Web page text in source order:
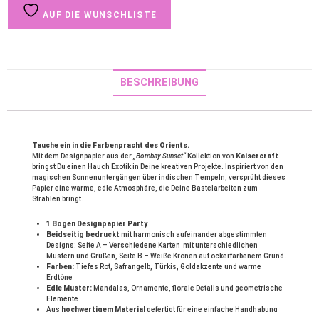
AUF DIE WUNSCHLISTE
BESCHREIBUNG
Tauche ein in die Farbenpracht des Orients.
Mit dem Designpapier aus der „Bombay Sunset“ Kollektion von Kaisercraft
bringst Du einen Hauch Exotik in Deine kreativen Projekte. Inspiriert von den
magischen Sonnenuntergängen über indischen Tempeln, versprüht dieses
Papier eine warme, edle Atmosphäre, die Deine Bastelarbeiten zum
Strahlen bringt.
1 Bogen Designpapier Party
Beidseitig bedruckt mit harmonisch aufeinander abgestimmten
Designs: Seite A – Verschiedene Karten mit unterschiedlichen
Mustern und Grüßen, Seite B – Weiße Kronen auf ockerfarbenem Grund.
Farben: Tiefes Rot, Safrangelb, Türkis, Goldakzente und warme
Erdtöne
Edle Muster: Mandalas, Ornamente, florale Details und geometrische
Elemente
Aus hochwertigem Material gefertigt für eine einfache Handhabung